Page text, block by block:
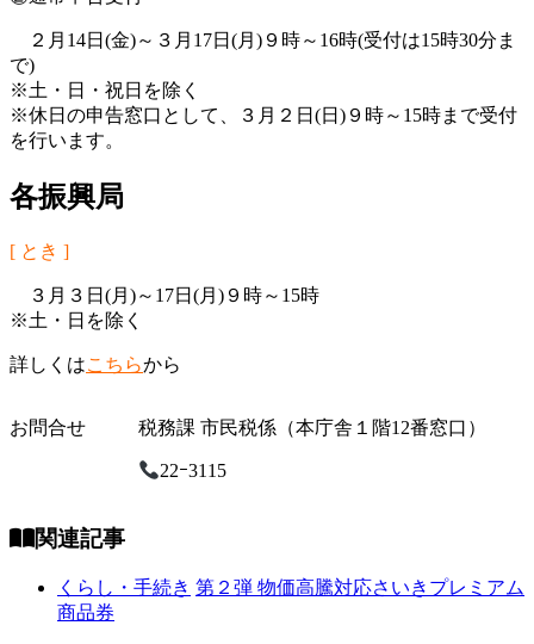
２月14日(金)～３月17日(月)９時～16時(受付は15時30分ま
で)
※土・日・祝日を除く
※休日の申告窓口として、３月２日(日)９時～15時まで受付
を行います。
各振興局
[ とき ]
３月３日(月)～17日(月)９時～15時
※土・日を除く
詳しくはこちらから
お問合せ 税務課 市民税係（本庁舎１階12番窓口）
22ｰ3115
関連記事
くらし・手続き 第２弾 物価高騰対応さいきプレミアム
商品券